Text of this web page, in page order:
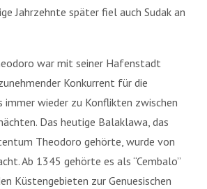
Jahrzehnte später fiel auch Sudak an
war mit seiner Hafenstadt
Konkurrent für die
immer wieder zu Konflikten zwischen
Das heutige Balaklawa, das
Theodoro gehörte, wurde von
Ab 1345 gehörte es als “Cembalo”
Küstengebieten zur Genuesischen